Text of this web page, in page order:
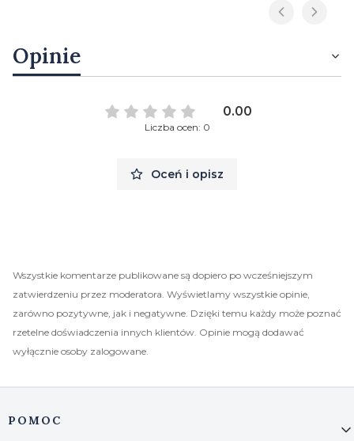
Opinie
0.00
Liczba ocen: 0
Oceń i opisz
Wszystkie komentarze publikowane są dopiero po wcześniejszym
zatwierdzeniu przez moderatora. Wyświetlamy wszystkie opinie,
zarówno pozytywne, jak i negatywne. Dzięki temu każdy może poznać
rzetelne doświadczenia innych klientów. Opinie mogą dodawać
wyłącznie osoby zalogowane.
Linki w stopce
POMOC